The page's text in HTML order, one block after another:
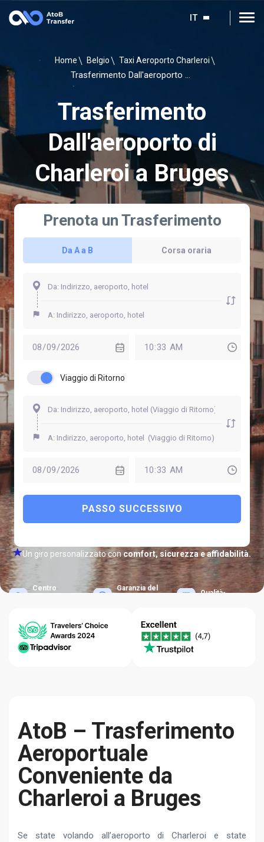
IT
Home Belgio Taxi Aeroporto Charleroi
Trasferimento Dall'aeroporto di Charleroi a Bruges
Trasferimento
Dall'aeroporto di
Charleroi a Bruges
Prenota un Trasferimento
Da A a B Corsa oraria
Viaggio di Ritorno
PASSO SUCCESSIVO
Un giro personalizzato con comfort, sicurezza e affidabilità.
Centro
Garanzia del
Qualità-
AtoB – Trasferimento
Aeroportuale
Conveniente da
Charleroi a Bruges
Se state volando all’aeroporto di Charleroi e state